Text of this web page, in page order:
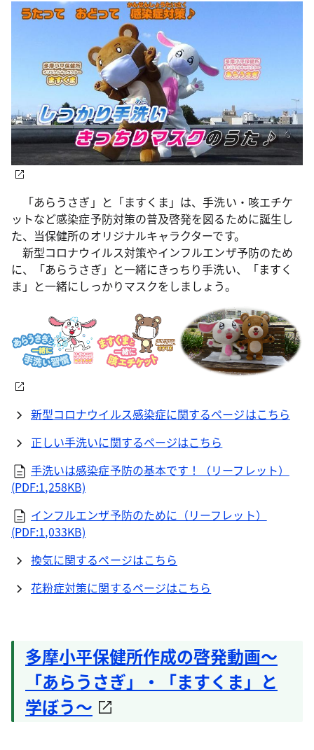
「あらうさぎ」と「ますくま」は、手洗い・咳エチケ
ットなど感染症予防対策の普及啓発を図るために誕生し
た、当保健所のオリジナルキャラクターです。
新型コロナウイルス対策やインフルエンザ予防のため
に、「あらうさぎ」と一緒にきっちり手洗い、「ますく
ま」と一緒にしっかりマスクをしましょう。
新型コロナウイルス感染症に関するページはこちら
正しい手洗いに関するページはこちら
手洗いは感染症予防の基本です！（リーフレット）
(PDF:1,258KB)
インフルエンザ予防のために（リーフレット）
(PDF:1,033KB)
換気に関するページはこちら
花粉症対策に関するページはこちら
多摩小平保健所作成の啓発動画～
「あらうさぎ」・「ますくま」と
学ぼう～